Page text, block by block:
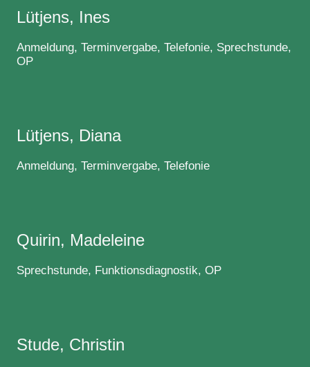
Lütjens, Ines
Anmeldung, Terminvergabe, Telefonie, Sprechstunde,
OP
Lütjens, Diana
Anmeldung, Terminvergabe, Telefonie
Quirin, Madeleine
Sprechstunde, Funktionsdiagnostik, OP
Stude, Christin